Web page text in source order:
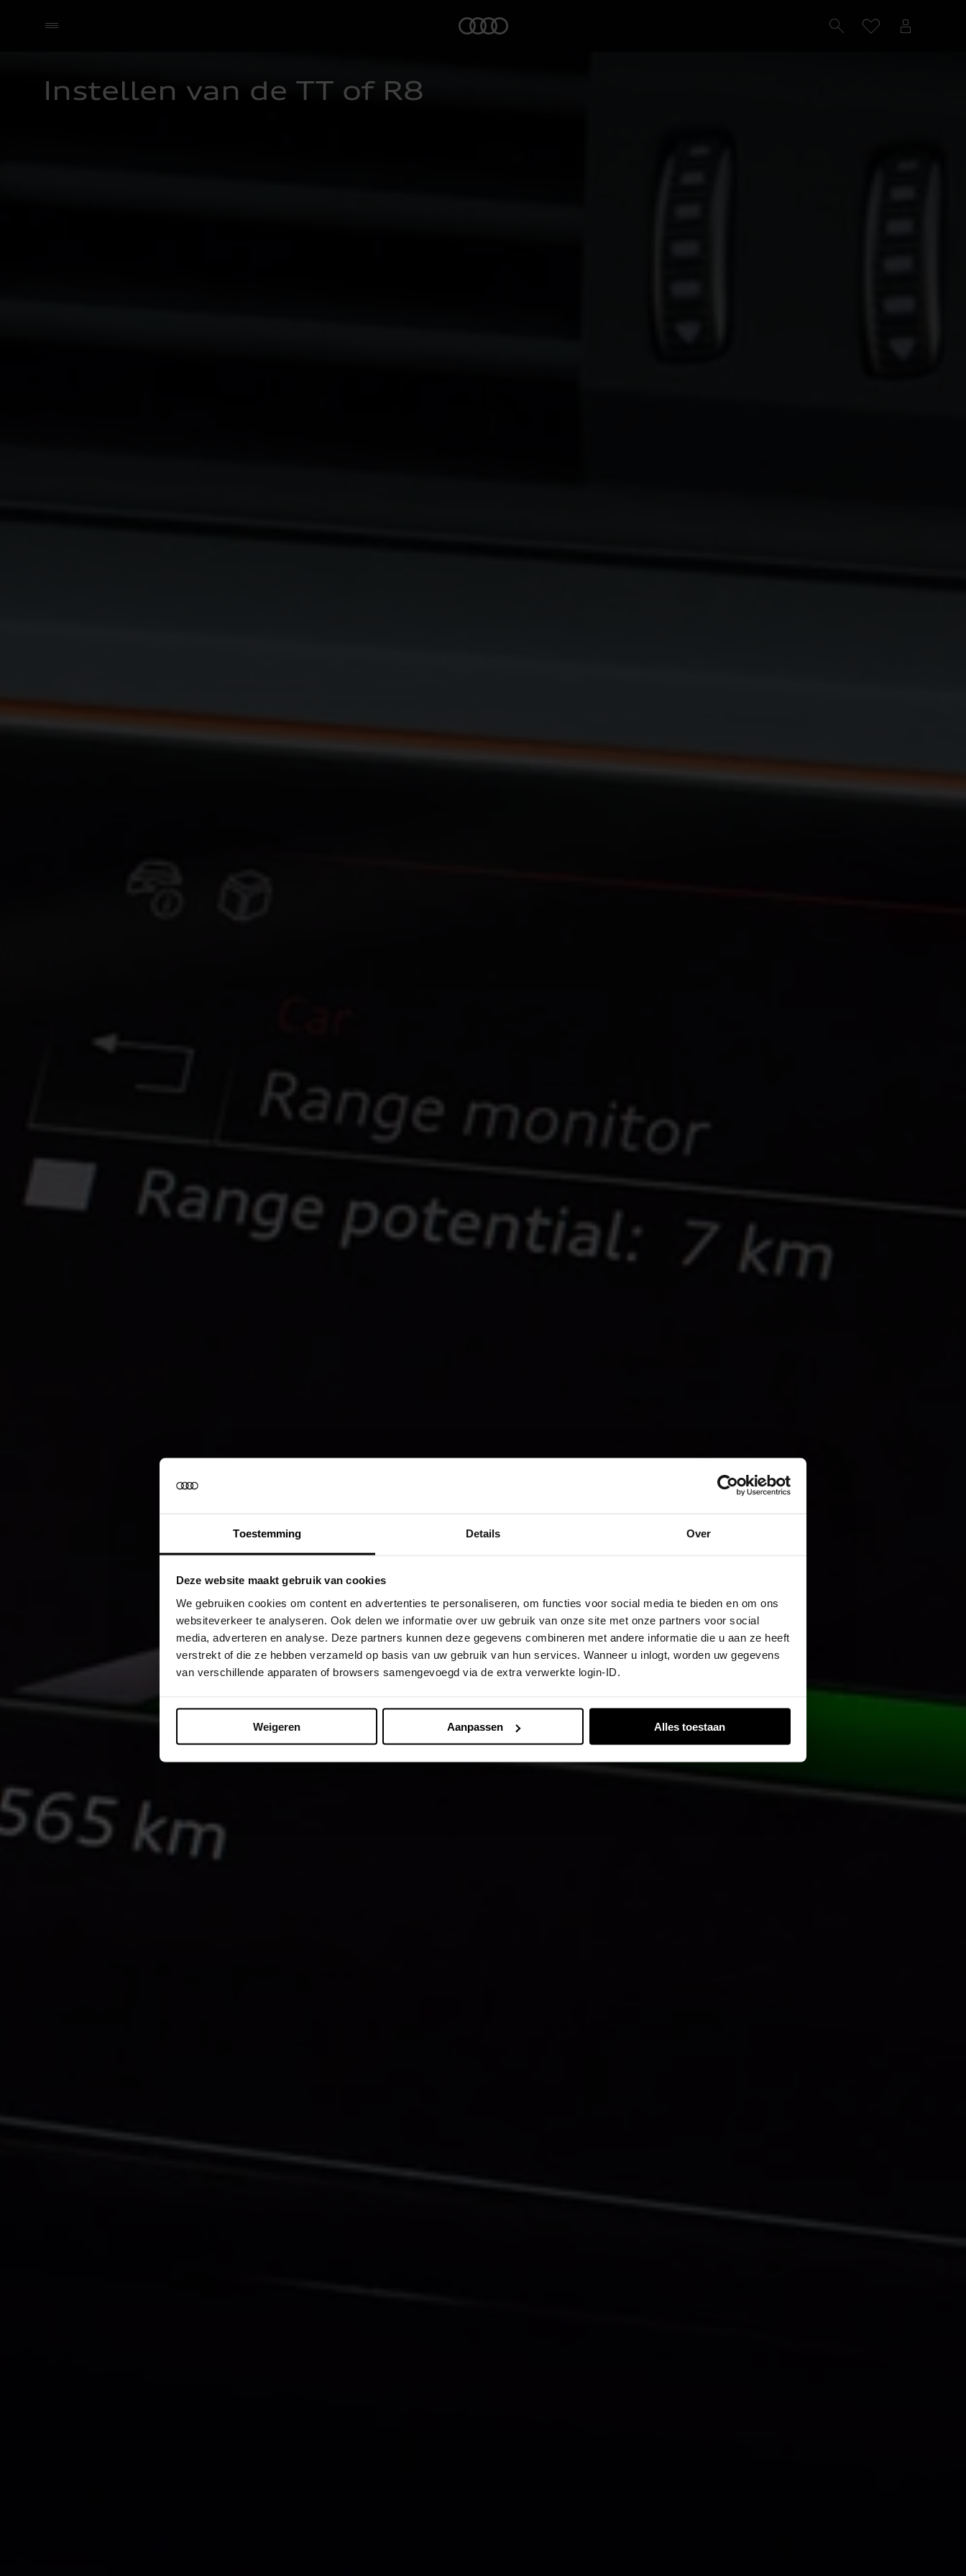
Toestemming Details Over
Deze website maakt gebruik van cookies
We gebruiken cookies om content en advertenties te personaliseren, om functies voor social media te bieden en om ons
websiteverkeer te analyseren. Ook delen we informatie over uw gebruik van onze site met onze partners voor social
media, adverteren en analyse. Deze partners kunnen deze gegevens combineren met andere informatie die u aan ze heeft
verstrekt of die ze hebben verzameld op basis van uw gebruik van hun services. Wanneer u inlogt, worden uw gegevens
van verschillende apparaten of browsers samengevoegd via de extra verwerkte login-ID.
Weigeren Aanpassen Alles toestaan
Selecteer een dealer
Instellen van de TT of R8